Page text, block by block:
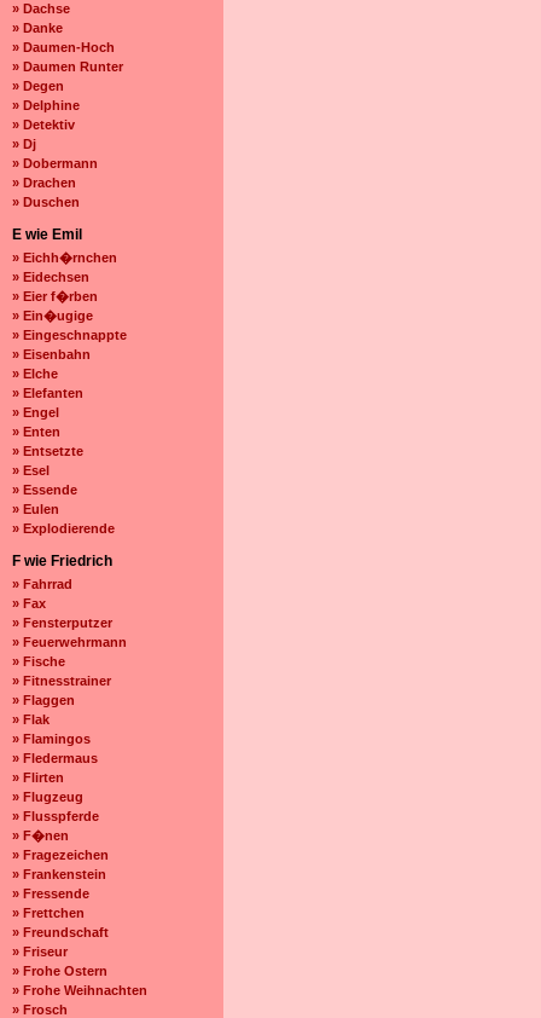
» Dachse
» Danke
» Daumen-Hoch
» Daumen Runter
» Degen
» Delphine
» Detektiv
» Dj
» Dobermann
» Drachen
» Duschen
E wie Emil
» Eichh�rnchen
» Eidechsen
» Eier f�rben
» Ein�ugige
» Eingeschnappte
» Eisenbahn
» Elche
» Elefanten
» Engel
» Enten
» Entsetzte
» Esel
» Essende
» Eulen
» Explodierende
F wie Friedrich
» Fahrrad
» Fax
» Fensterputzer
» Feuerwehrmann
» Fische
» Fitnesstrainer
» Flaggen
» Flak
» Flamingos
» Fledermaus
» Flirten
» Flugzeug
» Flusspferde
» F�nen
» Fragezeichen
» Frankenstein
» Fressende
» Frettchen
» Freundschaft
» Friseur
» Frohe Ostern
» Frohe Weihnachten
» Frosch